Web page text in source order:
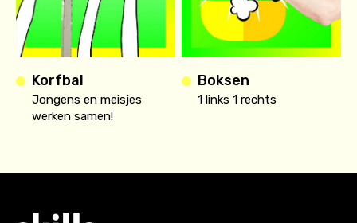
Korfbal
Jongens en meisjes
werken samen!
Boksen
1 links 1 rechts